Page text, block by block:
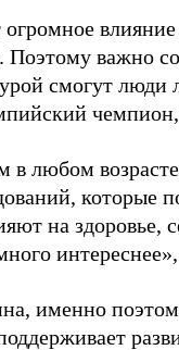
важно
смогут люди
в любом
которые
на здоровье,
именно